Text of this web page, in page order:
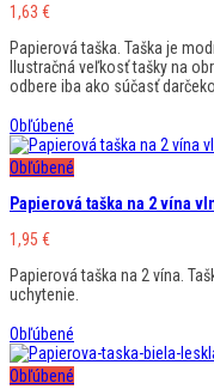
1,63 €
Papierová taška. Taška je
Ilustračná veľkosť tašky na
odbere iba ako súčasť
Obľúbené
Obľúbené
Papierová taška na 2 vína
1,95 €
Papierová taška na 2 vína.
uchytenie.
Obľúbené
Obľúbené